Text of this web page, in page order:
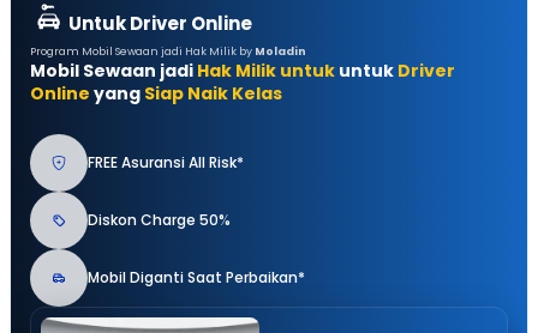
Untuk Driver Online
Program Mobil Sewaan jadi Hak Milik by Moladin
Mobil Sewaan jadi Hak Milik untuk untuk Driver
Online yang Siap Naik Kelas
FREE Asuransi All Risk*
Diskon Charge 50%
Mobil Diganti Saat Perbaikan*